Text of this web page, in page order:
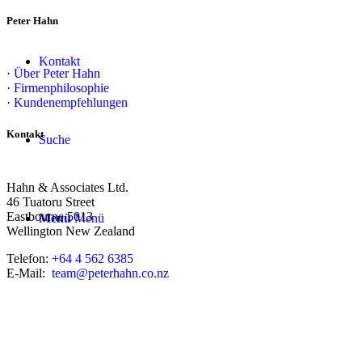
Kontakt
Suche
Menü Menü
Peter Hahn
· Über Peter Hahn
· Firmenphilosophie
· Kundenempfehlungen
Kontakt
Hahn & Associates Ltd.
46 Tuatoru Street
Eastbourne 5013
Wellington New Zealand
Telefon: +64 4 562 6385
E-Mail: team@peterhahn.co.nz